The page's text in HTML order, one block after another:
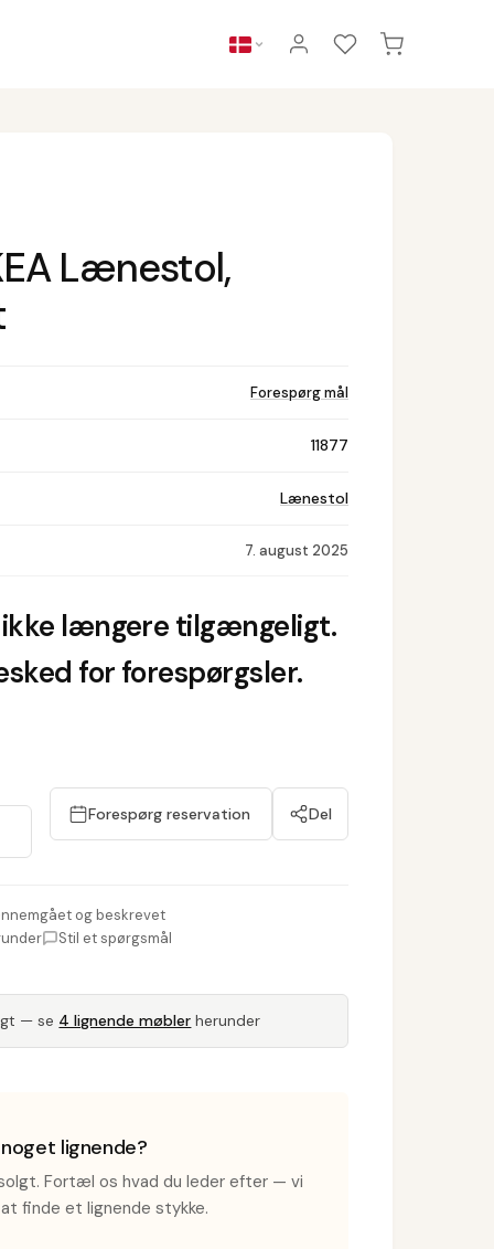
Lænestol,
Forespørg mål
11877
Lænestol
7. august 2025
længere tilgængeligt.
for forespørgsler.
Forespørg reservation Del
og beskrevet
Stil et spørgsmål
— se 4 lignende møbler herunder
lignende?
Fortæl os hvad du leder efter — vi
finde et lignende stykke.